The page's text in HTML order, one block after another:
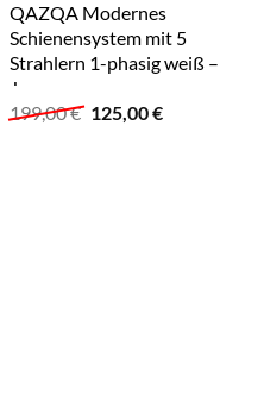
QAZQA Modernes
Schienensystem mit 5
Strahlern 1-phasig weiß –
Jeany
199,00€ Ursprünglicher
Preis
125,00€Aktueller